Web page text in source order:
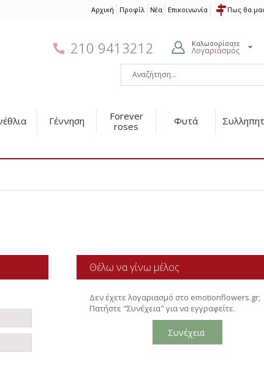
Αρχική Προφίλ Νέα Επικοινωνία Πως θα
Καλωσορίσατε
Λογαριασμός
210 9413212
Γέννηση
Forever
roses
Φυτά
Θέλω να γίνω μέλος
Δεν έχετε λογαριασμό στο emotionflowers.gr;
Πατήστε "Συνέχεια" για να εγγραφείτε.